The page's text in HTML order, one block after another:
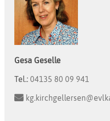
Gesa Geselle
Tel.: 04135 80 09 941